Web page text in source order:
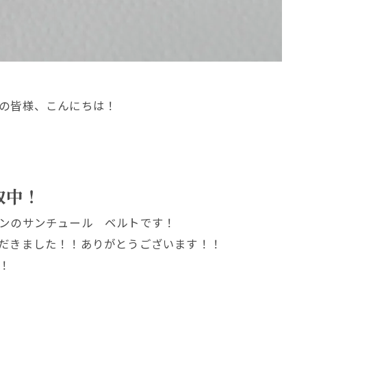
、こんにちは！
！
のサンチュール ベルトです！
ました！！ありがとうございます！！